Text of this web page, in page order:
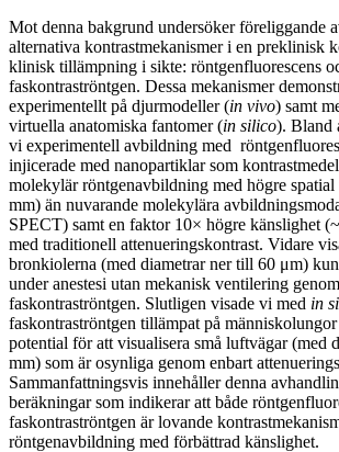
Mot denna bakgrund undersöker föreliggande
alternativa kontrastmekanismer i en preklinisk
klinisk tillämpning i sikte: röntgenfluorescens
faskontraströntgen. Dessa mekanismer
experimentellt på djurmodeller (in vivo) samt
virtuella anatomiska fantomer (in silico). Bland
vi experimentell avbildning med
injicerade med nanopartiklar som
molekylär röntgenavbildning med högre
mm) än nuvarande molekylära
SPECT) samt en faktor 10× högre känslighet
med traditionell attenueringskontrast. Vidare
bronkiolerna (med diametrar ner till 60 μm)
under anestesi utan mekanisk ventilering
faskontraströntgen. Slutligen visade vi med in
faskontraströntgen tillämpat på
potential för att visualisera små luftvägar (med
mm) som är osynliga genom enbart
Sammanfattningsvis innehåller denna
beräkningar som indikerar att både
faskontraströntgen är lovande
röntgenavbildning med förbättrad känslighet.